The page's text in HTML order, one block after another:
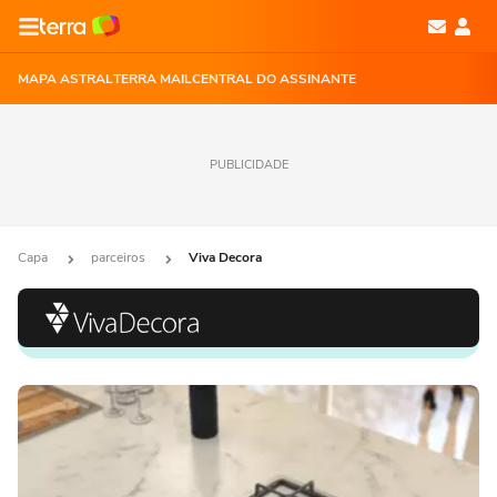
MAPA ASTRALTERRA MAILCENTRAL DO ASSINANTE
PUBLICIDADE
Capa parceiros Viva Decora